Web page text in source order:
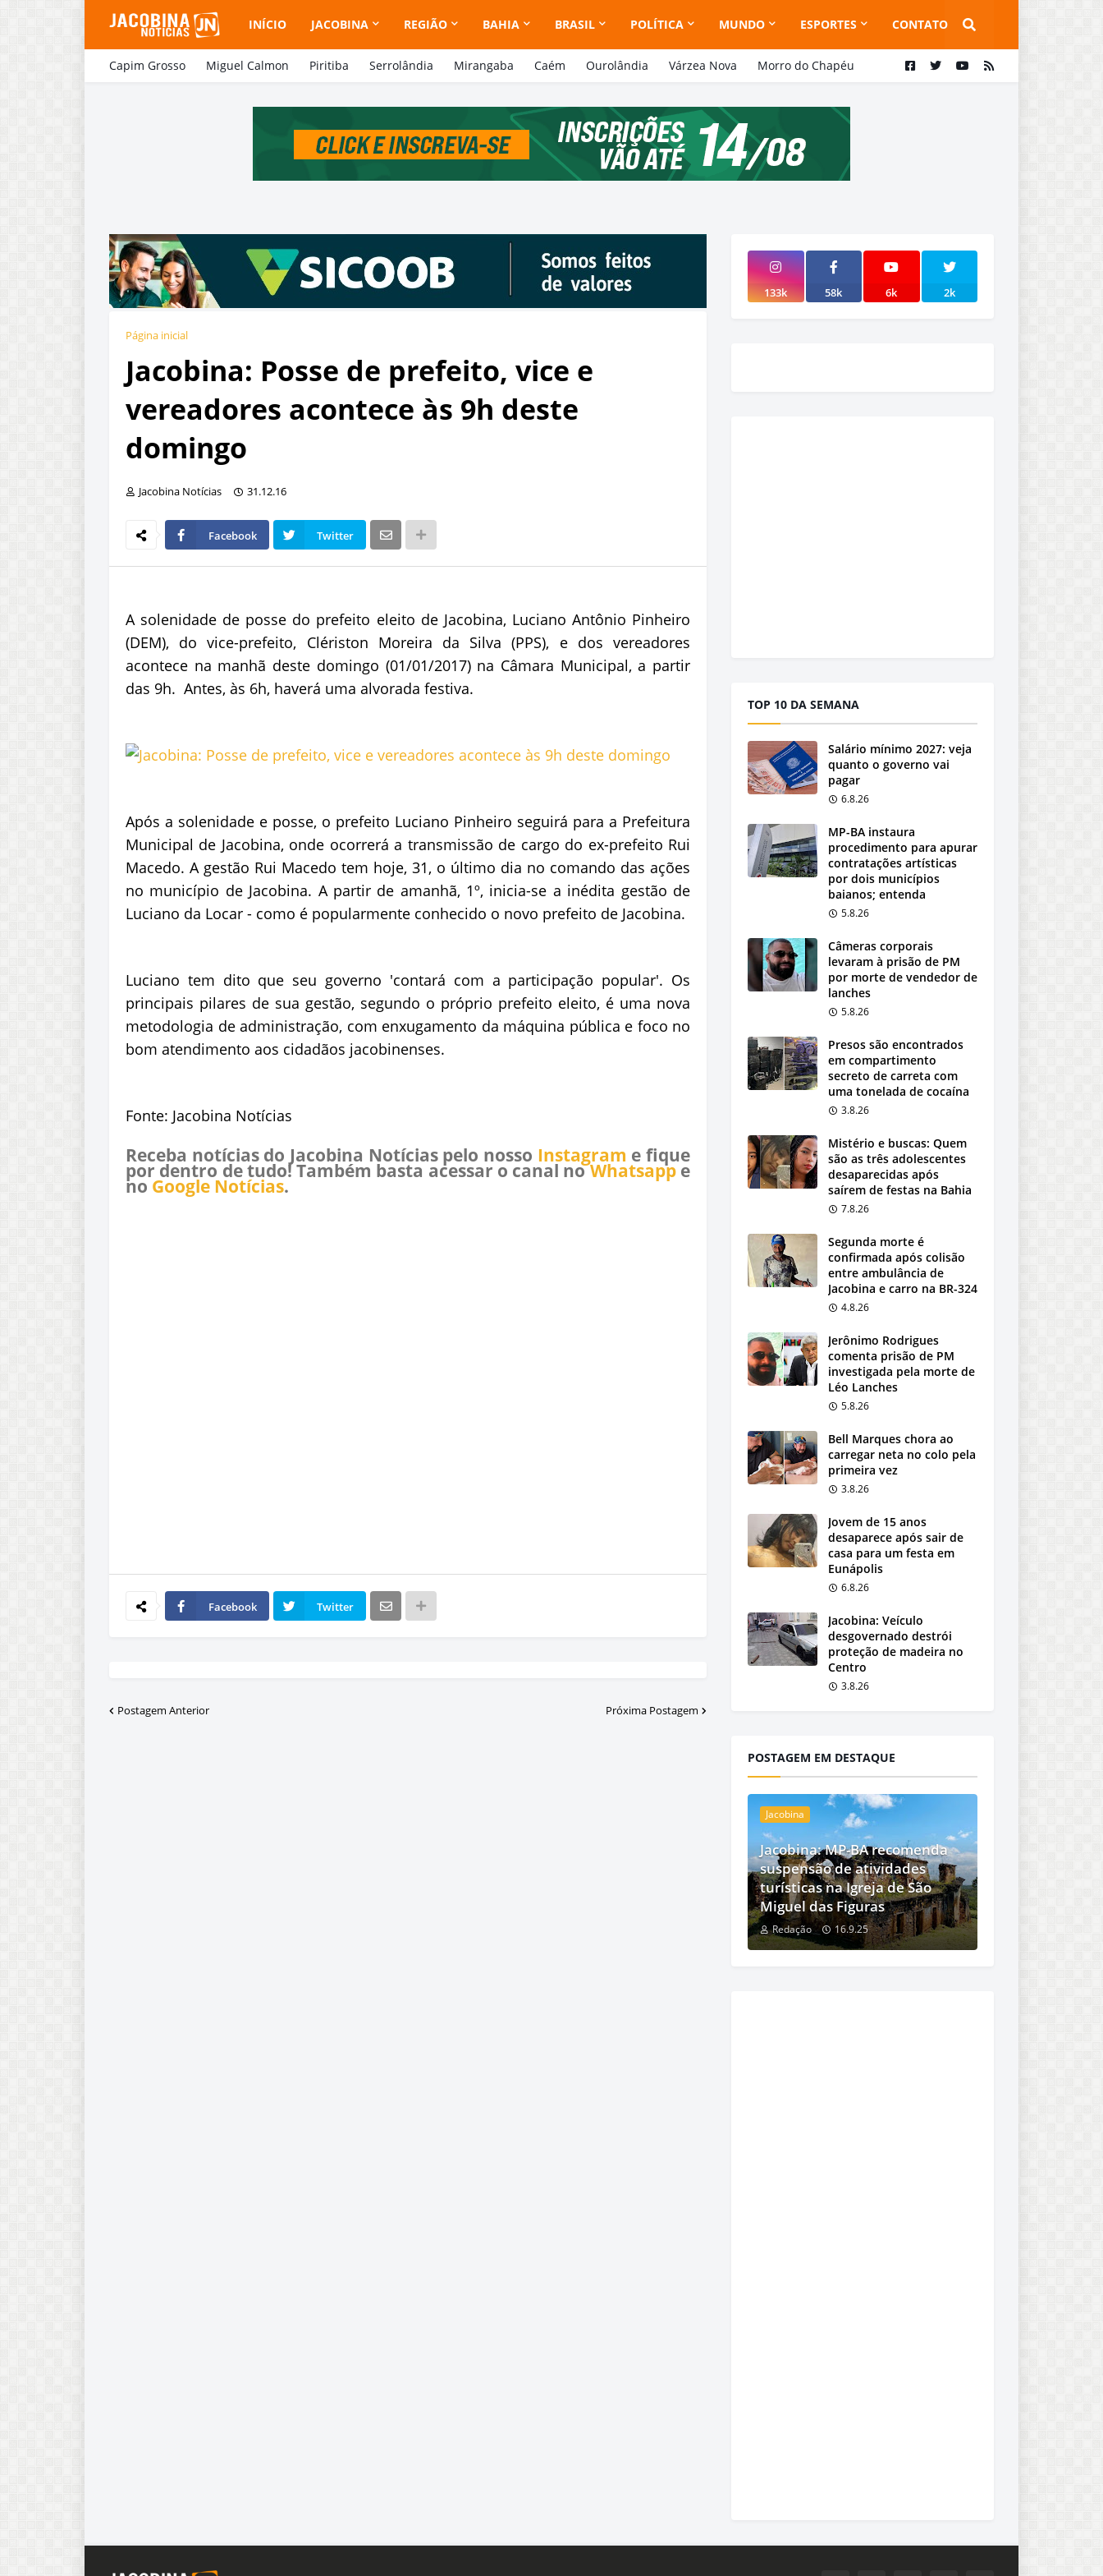
INÍCIO JACOBINA REGIÃO BAHIA BRASIL POLÍTICA MUNDO ESPORTES CONTATO
Capim Grosso Miguel Calmon Piritiba Serrolândia Mirangaba Caém Ourolândia Várzea Nova Morro do Chapéu
Página inicial
Jacobina: Posse de prefeito, vice e
vereadores acontece às 9h deste
domingo
Jacobina Notícias 31.12.16
Facebook Twitter
A solenidade de posse do prefeito eleito de Jacobina, Luciano Antônio Pinheiro
(DEM), do vice-prefeito, Clériston Moreira da Silva (PPS), e dos vereadores
acontece na manhã deste domingo (01/01/2017) na Câmara Municipal, a partir
das 9h. Antes, às 6h, haverá uma alvorada festiva.
Após a solenidade e posse, o prefeito Luciano Pinheiro seguirá para a Prefeitura
Municipal de Jacobina, onde ocorrerá a transmissão de cargo do ex-prefeito Rui
Macedo. A gestão Rui Macedo tem hoje, 31, o último dia no comando das ações
no município de Jacobina. A partir de amanhã, 1º, inicia-se a inédita gestão de
Luciano da Locar - como é popularmente conhecido o novo prefeito de Jacobina.
Luciano tem dito que seu governo 'contará com a participação popular'. Os
principais pilares de sua gestão, segundo o próprio prefeito eleito, é uma nova
metodologia de administração, com enxugamento da máquina pública e foco no
bom atendimento aos cidadãos jacobinenses.
Fonte: Jacobina Notícias
Receba notícias do Jacobina Notícias pelo nosso Instagram e fique
por dentro de tudo! Também basta acessar o canal noWhatsappe
no Google Notícias.
Facebook Twitter
Postagem Anterior Próxima Postagem
133k 58k 6k 2k
TOP 10 DA SEMANA
Salário mínimo 2027: veja
quanto o governo vai
pagar
6.8.26
MP-BA instaura
procedimento para apurar
contratações artísticas
por dois municípios
baianos; entenda
5.8.26
Câmeras corporais
levaram à prisão de PM
por morte de vendedor de
lanches
5.8.26
Presos são encontrados
em compartimento
secreto de carreta com
uma tonelada de cocaína
3.8.26
Mistério e buscas: Quem
são as três adolescentes
desaparecidas após
saírem de festas na Bahia
7.8.26
Segunda morte é
confirmada após colisão
entre ambulância de
Jacobina e carro na BR-324
4.8.26
Jerônimo Rodrigues
comenta prisão de PM
investigada pela morte de
Léo Lanches
5.8.26
Bell Marques chora ao
carregar neta no colo pela
primeira vez
3.8.26
Jovem de 15 anos
desaparece após sair de
casa para um festa em
Eunápolis
6.8.26
Jacobina: Veículo
desgovernado destrói
proteção de madeira no
Centro
3.8.26
POSTAGEM EM DESTAQUE
Jacobina
Jacobina: MP-BA recomenda
suspensão de atividades
turísticas na Igreja de São
Miguel das Figuras
Redação 16.9.25